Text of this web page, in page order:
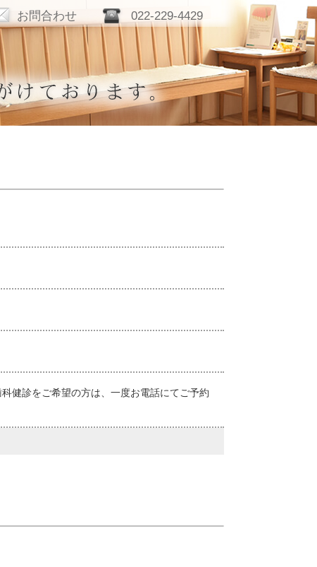
お問合わせ 022-229-4429
健診をご希望の方は、一度お電話にてご予約